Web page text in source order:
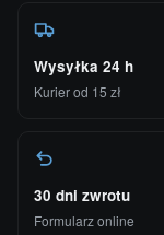
Wysyłka 24 h
Kurier od 15 zł
30 dni zwrotu
Formularz online